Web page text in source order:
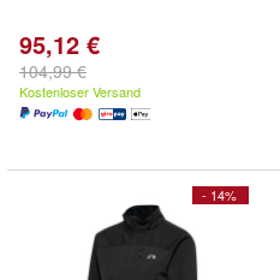
95,12 €
104,99 €
Kostenloser Versand
- 14%